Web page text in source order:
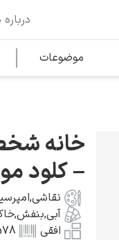
درباره
موضوعات
خانه
– کلود
نقاشی,
آبی,بنفش,
افقی